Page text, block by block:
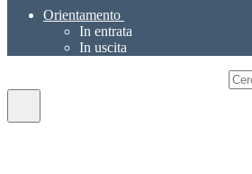
Orientamento
In entrata
In uscita